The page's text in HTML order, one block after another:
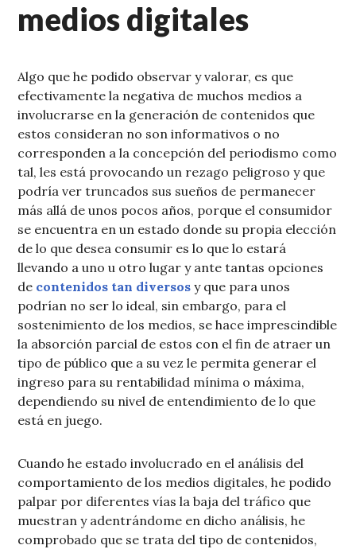
medios digitales
Algo que he podido observar y valorar, es que
efectivamente la negativa de muchos medios a
involucrarse en la generación de contenidos que
estos consideran no son informativos o no
corresponden a la concepción del periodismo como
tal, les está provocando un rezago peligroso y que
podría ver truncados sus sueños de permanecer
más allá de unos pocos años, porque el consumidor
se encuentra en un estado donde su propia elección
de lo que desea consumir es lo que lo estará
llevando a uno u otro lugar y ante tantas opciones
de contenidos tan diversos y que para unos
podrían no ser lo ideal, sin embargo, para el
sostenimiento de los medios, se hace imprescindible
la absorción parcial de estos con el fin de atraer un
tipo de público que a su vez le permita generar el
ingreso para su rentabilidad mínima o máxima,
dependiendo su nivel de entendimiento de lo que
está en juego.
Cuando he estado involucrado en el análisis del
comportamiento de los medios digitales, he podido
palpar por diferentes vías la baja del tráfico que
muestran y adentrándome en dicho análisis, he
comprobado que se trata del tipo de contenidos,